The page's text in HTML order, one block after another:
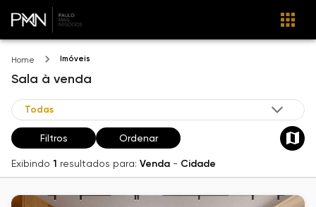
Home Imóveis
Sala à venda
Filtros Ordenar
Exibindo 1 resultados para: Venda - Cidade